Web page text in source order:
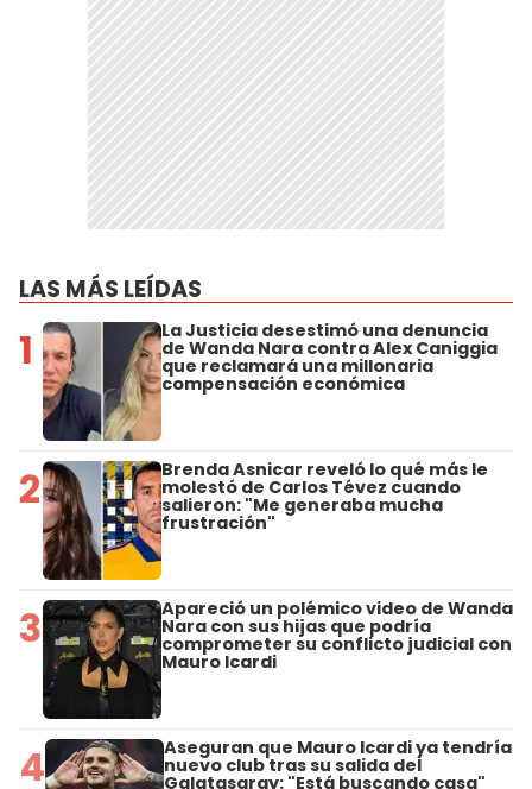
LAS MÁS LEÍDAS
1 La Justicia desestimó una denuncia
de Wanda Nara contra Alex Caniggia
que reclamará una millonaria
compensación económica
2 Brenda Asnicar reveló lo qué más le
molestó de Carlos Tévez cuando
salieron: "Me generaba mucha
frustración"
3 Apareció un polémico video de Wanda
Nara con sus hijas que podría
comprometer su conflicto judicial con
Mauro Icardi
4 Aseguran que Mauro Icardi ya tendría
nuevo club tras su salida del
Galatasaray: "Está buscando casa"